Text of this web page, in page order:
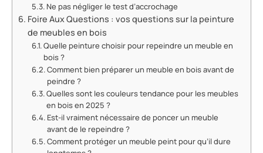
Ne pas négliger le test d’accrochage
Foire Aux Questions : vos questions sur la peinture
de meubles en bois
Quelle peinture choisir pour repeindre un meuble en
bois ?
Comment bien préparer un meuble en bois avant de
peindre ?
Quelles sont les couleurs tendance pour les meubles
en bois en 2025 ?
Est-il vraiment nécessaire de poncer un meuble
avant de le repeindre ?
Comment protéger un meuble peint pour qu’il dure